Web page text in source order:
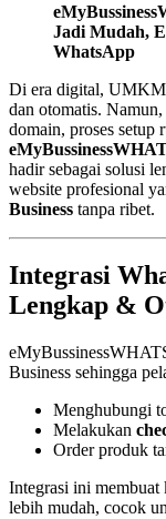
Jadi Mudah,
WhatsApp
Di era digital, UMKM
dan otomatis.
domain, proses setup
hadir sebagai solusi
website profesional
Business tanpa ribet.
Integrasi
Lengkap &
Business sehingga
Menghubungi
Melakukan
Order produk
Integrasi ini membuat
lebih mudah, cocok